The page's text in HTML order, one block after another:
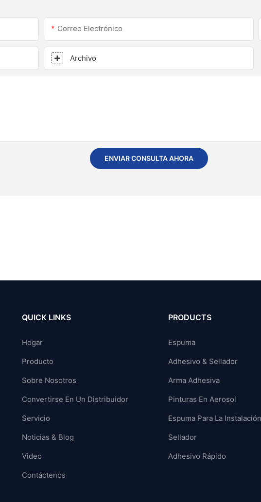
Correo Electrónico
Archivo
ENVIAR CONSULTA AHORA
QUICK LINKS
Hogar
Producto
Sobre Nosotros
Convertirse En Un Distribuidor
Servicio
Noticias & Blog
Video
Contáctenos
PRODUCTS
Espuma
Adhesivo & Sellador
Arma Adhesiva
Pinturas En Aerosol
Espuma Para La
Sellador
Adhesivo Rápido